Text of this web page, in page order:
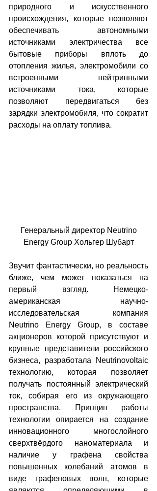
природного и искусственного
происхождения, которые позволяют
обеспечивать автономными
источниками электричества все
бытовые приборы вплоть до
отопления жилья, электромобили со
встроенными нейтринными
источниками тока, которые
позволяют передвигаться без
зарядки электромобиля, что сократит
расходы на оплату топлива.
Energy Group Хольгер Шубарт
Звучит фантастически, но реальность
ближе, чем может показаться на
первый взгляд. Немецко-
американская научно-
исследовательская компания
Neutrino Energy Group, в составе
акционеров которой присутствуют и
крупные представители российского
бизнеса, разработала Neutrinovoltaic
технологию, которая позволяет
получать постоянный электрический
ток, собирая его из окружающего
пространства. Принцип работы
технологии опирается на создание
инновационного многослойного
сверхтвёрдого наноматериала и
наличие у графена свойства
повышенных колебаний атомов в
виде графеновых волн, которые